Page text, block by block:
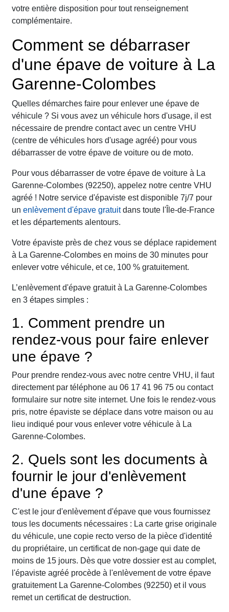
votre entière disposition pour tout renseignement
complémentaire.
Comment se débarraser
d'une épave de voiture à La
Garenne-Colombes
Quelles démarches faire pour enlever une épave de
véhicule ? Si vous avez un véhicule hors d'usage, il est
nécessaire de prendre contact avec un centre VHU
(centre de véhicules hors d'usage agréé) pour vous
débarrasser de votre épave de voiture ou de moto.
Pour vous débarrasser de votre épave de voiture à La
Garenne-Colombes (92250), appelez notre centre VHU
agréé ! Notre service d'épaviste est disponible 7j/7 pour
un enlèvement d'épave gratuitdans toute l'Île-de-France
et les départements alentours.
Votre épaviste près de chez vous se déplace rapidement
à La Garenne-Colombes en moins de 30 minutes pour
enlever votre véhicule, et ce, 100 % gratuitement.
L’enlèvement d'épave gratuit à La Garenne-Colombes
en 3 étapes simples :
1. Comment prendre un
rendez-vous pour faire enlever
une épave ?
Pour prendre rendez-vous avec notre centre VHU, il faut
directement par téléphone au 06 17 41 96 75 ou contact
formulaire sur notre site internet. Une fois le rendez-vous
pris, notre épaviste se déplace dans votre maison ou au
lieu indiqué pour vous enlever votre véhicule à La
Garenne-Colombes.
2. Quels sont les documents à
fournir le jour d'enlèvement
d'une épave ?
C'est le jour d'enlèvement d'épave que vous fournissez
tous les documents nécessaires : La carte grise originale
du véhicule, une copie recto verso de la pièce d'identité
du propriétaire, un certificat de non-gage qui date de
moins de 15 jours. Dès que votre dossier est au complet,
l'épaviste agréé procède à l'enlèvement de votre épave
gratuitement La Garenne-Colombes (92250) et il vous
remet un certificat de destruction.